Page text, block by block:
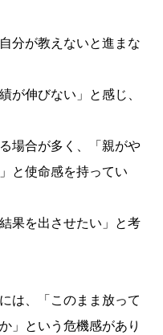
分が教えないと進まな
が伸びない」と感じ、
場合が多く、「親がや
と使命感を持ってい
果を出させたい」と考
は、「このまま放って
」という危機感があり